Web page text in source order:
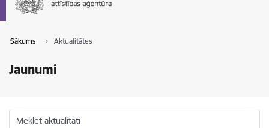
Sākums Aktualitātes
Jaunumi
Meklēt aktualitāti